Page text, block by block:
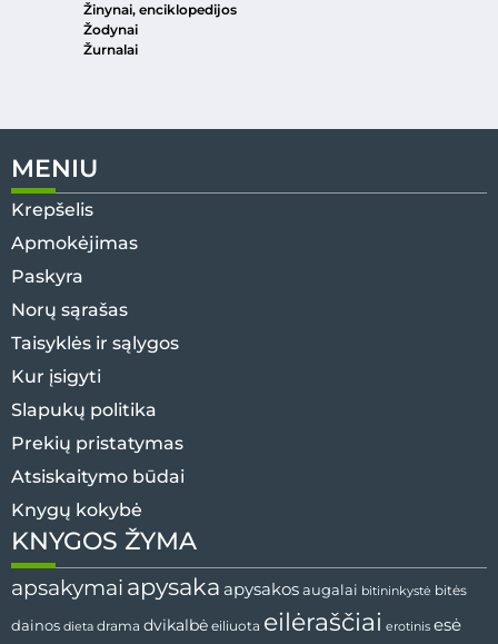
Žinynai, enciklopedijos
Žodynai
Žurnalai
MENIU
Krepšelis
Apmokėjimas
Paskyra
Norų sąrašas
Taisyklės ir sąlygos
Kur įsigyti
Slapukų politika
Prekių pristatymas
Atsiskaitymo būdai
Knygų kokybė
KNYGOS ŽYMA
apsakymai apysaka apysakos augalai bitininkystė bitės
dainos dieta drama dvikalbė eiliuota eilėraščiai erotinis esė